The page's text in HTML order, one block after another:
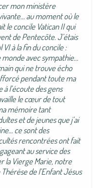
mon ministère
au moment où le
le concile Vatican II qui
de Pentecôte. J’étais
VI à la fin du concile :
monde avec sympathie…
qui ne trouve écho
pendant toute ma
l’écoute des gens
le cœur de tout
mémoire tant
et de jeunes que j’ai
ce sont des
rencontrées ont fait
au service des
la Vierge Marie, notre
de l’Enfant Jésus